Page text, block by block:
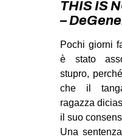
THIS IS
–
Pochi giorni
è stato
stupro,
che il
ragazza
il suo
Una